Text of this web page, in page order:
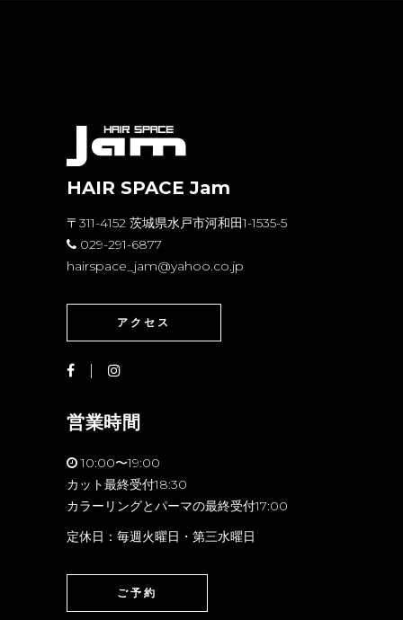
HAIR SPACE Jam
〒311-4152 茨城県水戸市河和田1-1535-5
029-291-6877
hairspace_jam@yahoo.co.jp
アクセス
営業時間
10:00〜19:00
カット最終受付18:30
カラーリングとパーマの最終受付17:00
定休日：毎週火曜日・第三水曜日
ご予約